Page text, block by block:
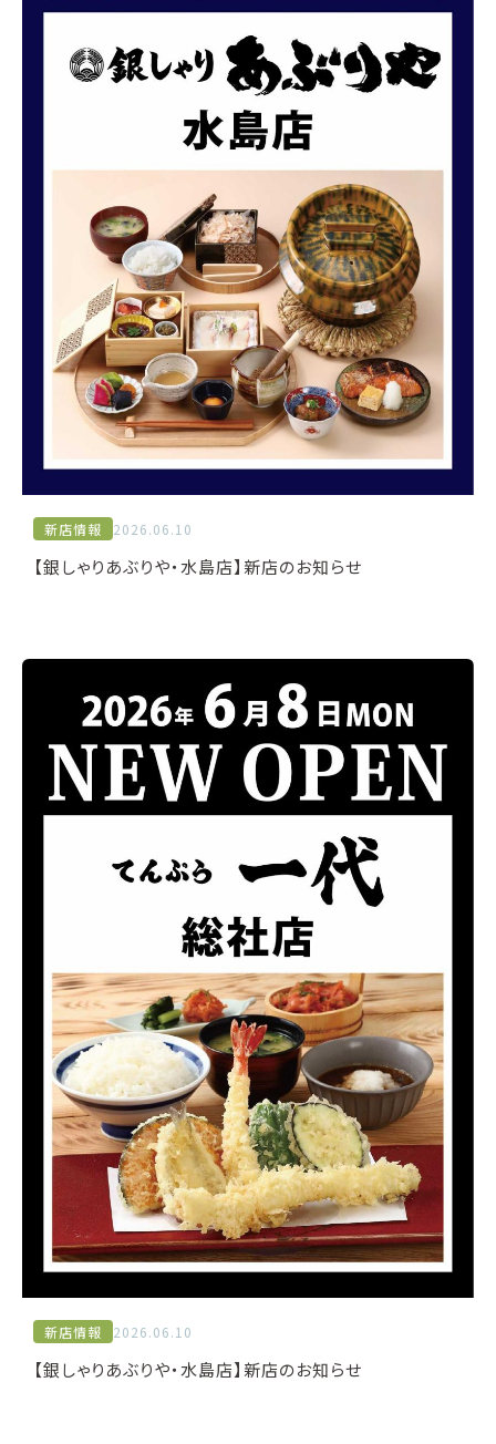
新店情報 2026.06.10
【銀しゃりあぶりや・水島店】新店のお知らせ
新店情報 2026.06.10
【銀しゃりあぶりや・水島店】新店のお知らせ